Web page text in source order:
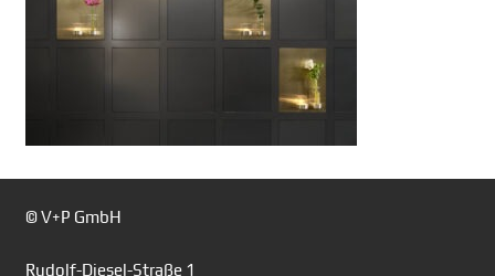
© V+P GmbH
Rudolf-Diesel-Straße 1